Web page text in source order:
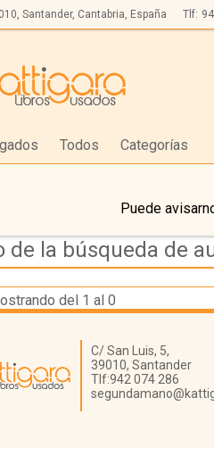
Santander, Cantabria, España Tlf:
Todos Categorías
Puede
de la búsqueda de
del 1 al 0
C/ San Luis, 5,
39010, Santander
Tlf:942 074 286